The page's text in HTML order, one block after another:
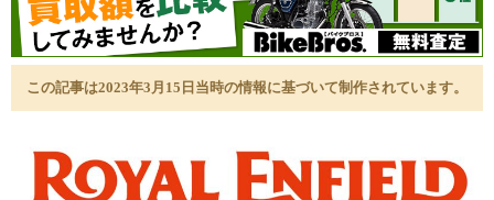
この記事は2023年3月15日当時の情報に基づいて制作されています。